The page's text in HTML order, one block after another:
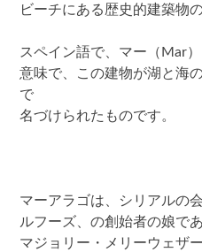
ビーチにある歴史的建築物
スペイン語で、マー（Mar
意味で、この建物が湖と海
で
名づけられたものです。
マーアラゴは、シリアルの
ルフーズ、の創始者の娘で
マジョリー・メリーウェザ